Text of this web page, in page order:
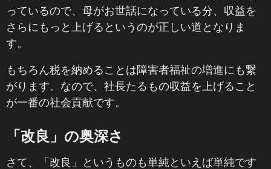
っているので、母がお世話になっている分、収益を
さらにもっと上げるというのが正しい道となりま
す。
もちろん税を納めることは障害者福祉の増進にも繋
がります。なので、社長たるもの収益を上げること
が一番の社会貢献です。
「改良」の奥深さ
さて、「改良」というものも単純といえば単純です